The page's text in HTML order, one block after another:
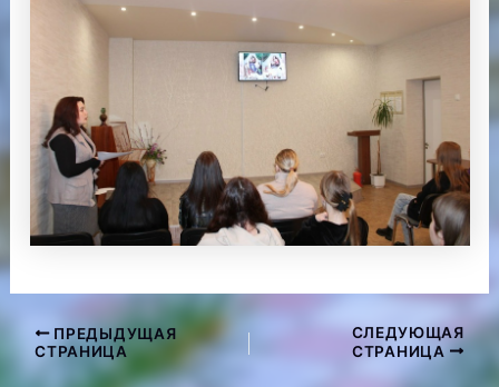
Навигация
ПРЕДЫДУЩАЯ
СТРАНИЦА
СЛЕДУЮЩАЯ
СТРАНИЦА